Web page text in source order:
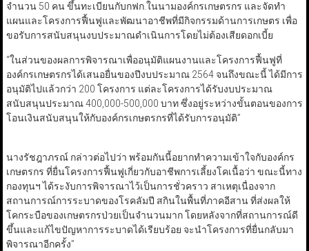
จำนวน 50 คน ขึ้นทะเบียนกับกฟก.ในนามองค์กรเกษตรกร และจัดทำ
แผนและโครงการฟื้นฟูและพัฒนาอาชีพที่มีกิจกรรมด้านการเกษตร เพื่อ
ขอรับการสนับสนุนงบประมาณดำเนินการโดยไม่ต้องเสียดอกเบี้ย
“ในส่วนของผลการพิจารณาเพื่ออนุมัติแผนงานและโครงการฟื้นฟูที่
องค์กรเกษตรกรได้เสนอยื่นของปีงบประมาณ 2564 จนถึงขณะนี้ ได้มีการ
อนุมัติไปแล้วกว่า 200 โครงการ แต่ละโครงการได้รับงบประมาณ
สนับสนุนประมาณ 400,000-500,000 บาท ซึ่งอยู่ระหว่างขั้นตอนของการ
โอนเงินสนับสนุนให้กับองค์กรเกษตรกรที่ได้รับการอนุมัติ”
นางรัชฎาภรณ์ กล่าวต่อไปว่า พร้อมกันนี้อยากทำความเข้าใจกับองค์กร
เกษตรกร ที่ยื่นโครงการฟื้นฟูเกี่ยวกับอาชีพการเลี้ยงโคเนื้อว่า ขณะนี้ทาง
กองทุนฯ ได้ระงับการพิจารณาไว้เป็นการชั่วคราว สาเหตุเนื่องจาก
สถานการณ์การระบาดของโรคลัมปี สกินในพื้นที่ภาคอีสาน ที่ส่งผลให้
โคกระบือของเกษตรกรป่วยเป็นจำนวนมาก โดยหลังจากที่สถานการณ์ดี
ขึ้นและแก้ไขปัญหาการระบาดได้เรียบร้อย จะนำโครงการที่ยื่นกลับมา
พิจารณาอีกครั้ง”